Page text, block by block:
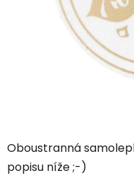
Oboustranná
popisu níže ;-)